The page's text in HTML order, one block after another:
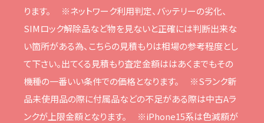
ります。
※ネットワーク利⽤判定、バッテリーの劣化、
SIMロック解除品など物を⾒ないと正確には判断出来な
い箇所がある為、こちらの⾒積もりは相場の参考程度とし
て下さい。出てくる⾒積もり査定⾦額ははあくまでもその
機種の⼀番いい条件での価格となります。
※Sランク新
品未使⽤品の際に付属品などの不⾜がある際は中古Aラ
ンクが上限⾦額となります。
※iPhone15系は⾊減額が